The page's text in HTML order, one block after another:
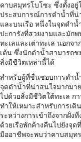
คาบสมุทรโบโซะ ซึ่งตั้งอ
ประสบการณ์การดำน้ำที่น่
และบนเรือ หนึ่งในจุดดำ
ปะการังที่สวยงามและมัก
ทะเลและเต่าทะเล นอก
เต้น ซึ่งนักดำน้ำสามารถ
สิ่งมีชีวิตเหล่านี้ได้
สำหรับผู้ที่ชื่นชอบการดำน้
จุดดำน้ำที่น่าสนใจมากมา
ไปด้วยสิ่งมีชีวิตใต้ทะเล ก
ทำให้เหมาะสำหรับการเ
ระหว่างการเข้าถึงจากฝั่ง
ด้วยเรือพักค้างคืนไปยังจุ
มืออาชีพจะพบว่าคาบสมุท